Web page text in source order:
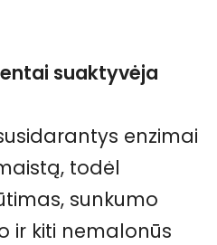
suaktyvėja
enzimai
todėl
sunkumo
ir kiti nemalonūs